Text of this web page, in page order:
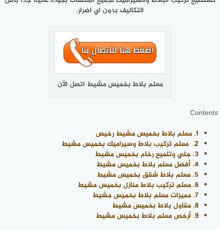
التكاليف بدون اي اضرار.
معلم بلاط بخميس مشيط اتصل الآن
Contents
1. معلم بلاط بخميس مشيط رخيص
2. معلم تركيب بلاط وسيراميك بخميس مشيط
3. جلي وتلميع رخام بخميس مشيط
4. أفضل معلم بلاط بخميس مشيط
5. معلم بلاط شقق بخميس مشيط
6. معلم تركيب بلاط منازل بخميس مشيط
7. مميزات معلم بلاط بخميس مشيط
8. مقاول بلاط بخميس مشيط
9. أرخص معلم بلاط بخميس مشيط